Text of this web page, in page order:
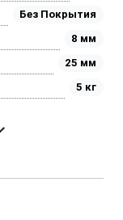
Без Покрытия
8 мм
25 мм
5 кг